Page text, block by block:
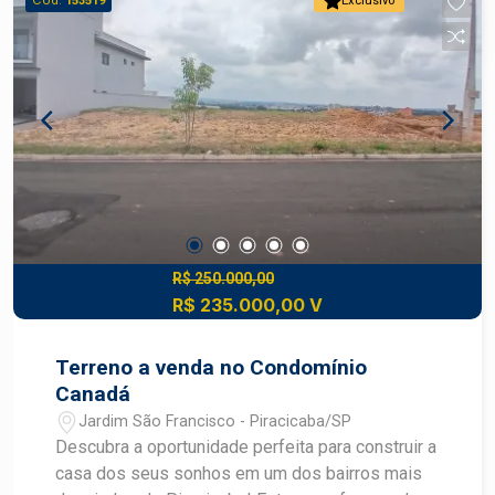
água encanada e segurança. Localizado em uma
região de expansão urbana, o Residencial Canadá
combina tranquilidade, contato com a natureza e
fácil acesso ao centro da cidade, com comércios,
escolas e serviços essenciais nas proximidades.
Ideal para quem busca conforto, segurança e
R$ 250.000,00
R$ 235.000,00 V
Terreno a venda no Condomínio
Canadá
Jardim São Francisco - Piracicaba/SP
Descubra a oportunidade perfeita para construir a
casa dos seus sonhos em um dos bairros mais